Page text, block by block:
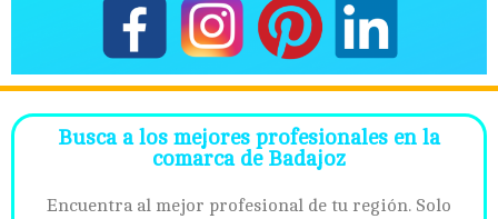
Busca a los mejores profesionales en la
comarca de Badajoz
Encuentra al mejor profesional de tu región. Solo